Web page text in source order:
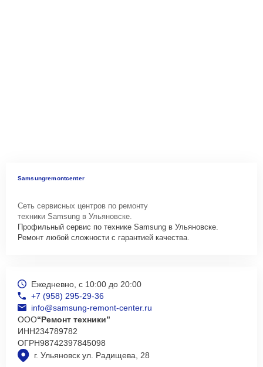
Samsungremontcenter
Сеть сервисных центров по ремонту
техники Samsung в Ульяновске.
Профильный сервис по технике Samsung в Ульяновске.
Ремонт любой сложности с гарантией качества.
г. Ульяновск ул. Радищева, 28
Ежедневно, с 10:00 до 20:00
+7 (958) 295-29-36
info@samsung-remont-center.ru
ООО“Ремонт техники”
ИНН234789782
ОГРН98742397845098